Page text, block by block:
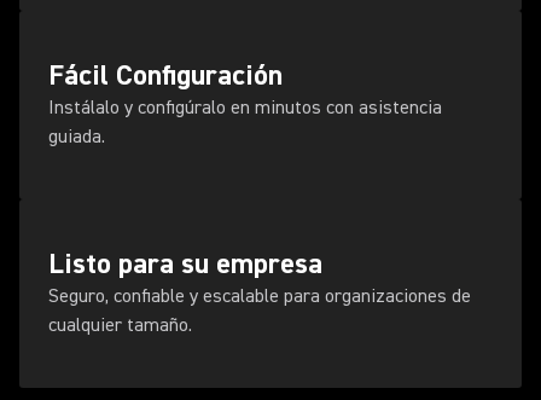
Fácil Configuración
Instálalo y configúralo en minutos con asistencia
guiada.
Listo para su empresa
Seguro, confiable y escalable para organizaciones de
cualquier tamaño.